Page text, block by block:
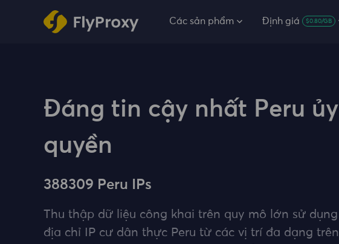
Các sản phẩm Định giá $0.80/GB
Đáng tin cậy nhất Peru ủy
quyền
388309 Peru IPs
Thu thập dữ liệu công khai trên quy mô lớn sử dụng
địa chỉ IP cư dân thực Peru từ các vị trí đa dạng trên